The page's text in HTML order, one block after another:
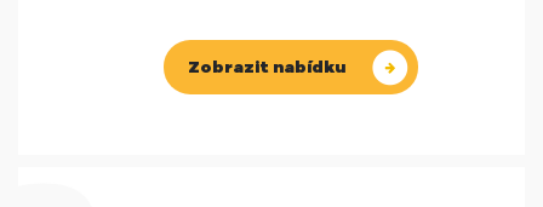
Zobrazit nabídku